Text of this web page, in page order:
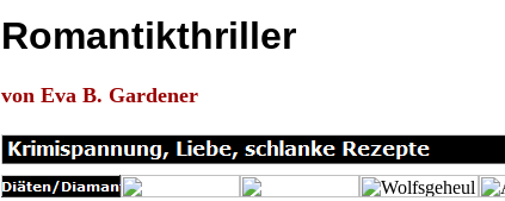
Romantikthriller
von Eva B. Gardener